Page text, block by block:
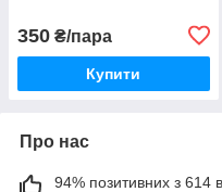
350 ₴/пара
Купити
Про нас
94% позитивних з 614